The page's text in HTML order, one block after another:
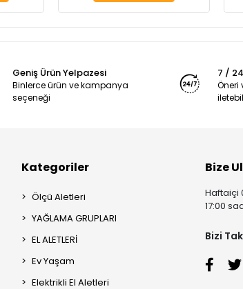
Geniş Ürün Yelpazesi
Binlerce ürün ve kampanya
seçeneği
7 / 24
Öneri
Kategoriler
Ölçü Aletleri
YAĞLAMA GRUPLARI
EL ALETLERİ
Ev Yaşam
Elektrikli El Aletleri
Bize
Haftaiçi
17:00
Bizi